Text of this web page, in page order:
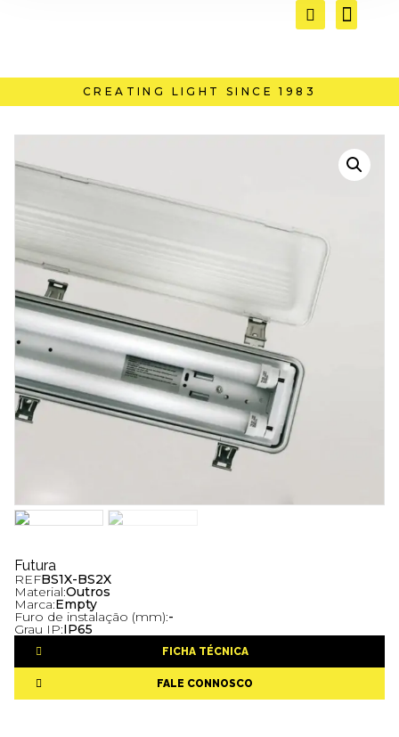
CREATING LIGHT SINCE 1983
Futura
REFBS1X-BS2X
Material:Outros
Marca:Empty
Furo de instalação (mm):-
Grau IP:IP65
FICHA TÉCNICA
FALE CONNOSCO